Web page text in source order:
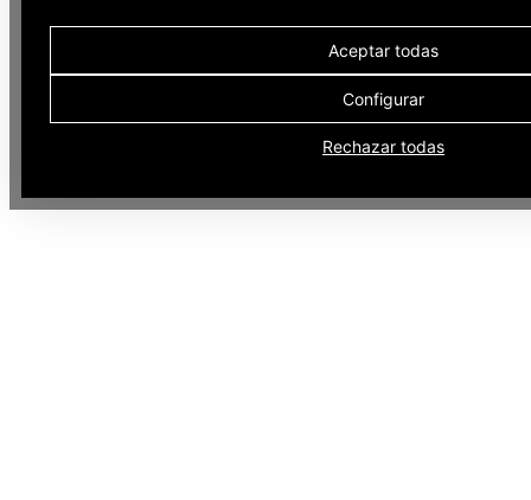
Aceptar todas
Configurar
Rechazar todas